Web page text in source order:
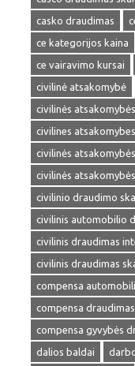
casko draudimas
ce kategorijos kaina
ce vairavimo kursai
civilinė atsakomybė
civilinės
civilines
civilinės
civilinės
civilinio draudimo
civilinis automobilio
civilinis draudimas
civilinis draudimas
compensa
compensa
compensa gyvybės
dalios baldai